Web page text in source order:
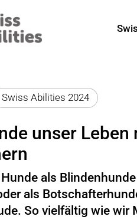
Swiss Abilities 2024
unser
als
als
So vielfältig wie wir